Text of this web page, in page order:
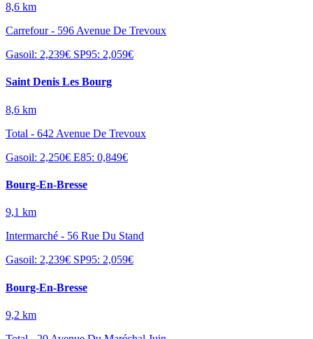
8,6 km
Carrefour - 596 Avenue De Trevoux
Gasoil: 2,239€ SP95: 2,059€
Saint Denis Les Bourg
8,6 km
Total - 642 Avenue De Trevoux
Gasoil: 2,250€ E85: 0,849€
Bourg-En-Bresse
9,1 km
Intermarché - 56 Rue Du Stand
Gasoil: 2,239€ SP95: 2,059€
Bourg-En-Bresse
9,2 km